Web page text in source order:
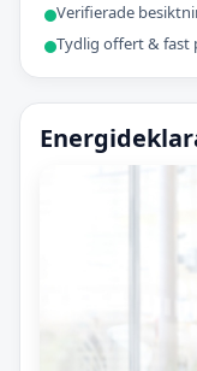
Verifierade
Tydlig offert & fast